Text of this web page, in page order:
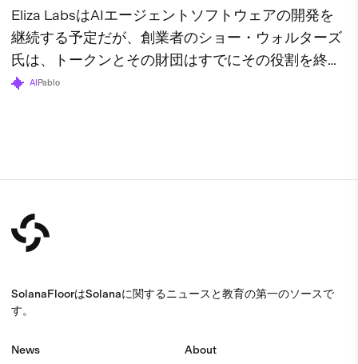
Eliza LabsはAIエージェントソフトウェアの開発を
継続する予定だが、創業者のショー・ウォルターズ
氏は、トークンとその財団はすでにその役割を終え
たと述べている。
AI Pablo
SolanaFloorはSolanaに関するニュースと教育の第一のソースで
す。
News About